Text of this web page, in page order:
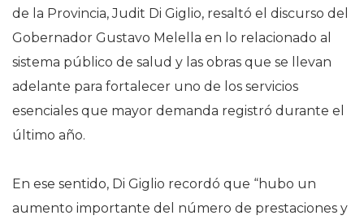
de la Provincia, Judit Di Giglio, resaltó el discurso del
Gobernador Gustavo Melella en lo relacionado al
sistema público de salud y las obras que se llevan
adelante para fortalecer uno de los servicios
esenciales que mayor demanda registró durante el
último año.
En ese sentido, Di Giglio recordó que “hubo un
aumento importante del número de prestaciones y